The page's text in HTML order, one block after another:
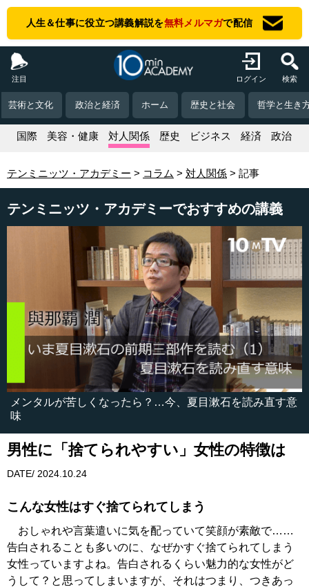
人生＆仕事に役立つ講義解説を無料メルマガで配信
注目 ログイン 検索
芸術と文化 政治と経済 ホーム 歴史と社会 哲学と生き
国際 美容・健康 対人関係 歴史 ビジネス 経済 政治
テンミニッツ・アカデミー コラム 対人関係 記事
テンミニッツ・アカデミーでおすすめの講義
メンタルが苦しくなったら？…今、夏目漱石を読み直す意
味
男性に「捨てられやすい」女性の特徴は
DATE/ 2024.10.24
こんな女性はすぐ捨てられてしまう
おしゃれや言葉遣いに気を配っていて笑顔が素敵で……
告白されることも多いのに、なぜかすぐ捨てられてしまう
女性っていますよね。告白されるくらい魅力的な女性がど
うして？と思ってしまいますが、それはつまり、つきあっ